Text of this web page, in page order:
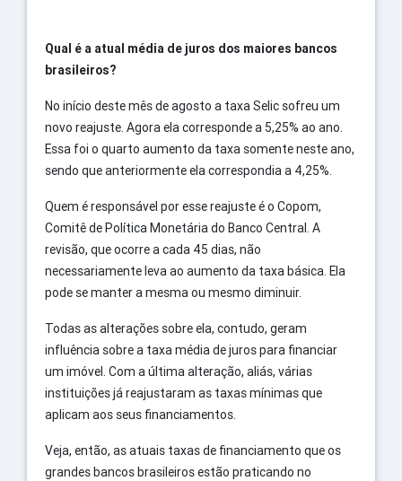
Qual é a atual média de juros dos maiores bancos
brasileiros?
No início deste mês de agosto a taxa Selic sofreu um
novo reajuste. Agora ela corresponde a 5,25% ao ano.
Essa foi o quarto aumento da taxa somente neste ano,
sendo que anteriormente ela correspondia a 4,25%.
Quem é responsável por esse reajuste é o Copom,
Comitê de Política Monetária do Banco Central. A
revisão, que ocorre a cada 45 dias, não
necessariamente leva ao aumento da taxa básica. Ela
pode se manter a mesma ou mesmo diminuir.
Todas as alterações sobre ela, contudo, geram
influência sobre a taxa média de juros para financiar
um imóvel. Com a última alteração, aliás, várias
instituições já reajustaram as taxas mínimas que
aplicam aos seus financiamentos.
Veja, então, as atuais taxas de financiamento que os
grandes bancos brasileiros estão praticando no